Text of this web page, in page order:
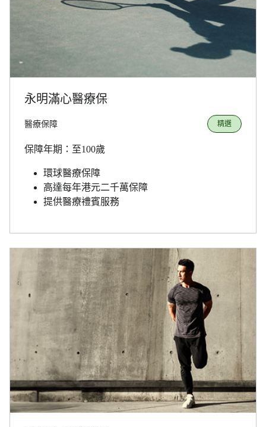
永明滿心醫療保
醫療保障 精選
保障年期：至100歲
環球醫療保障
高達每年港元二千萬保障
提供醫療禮賓服務